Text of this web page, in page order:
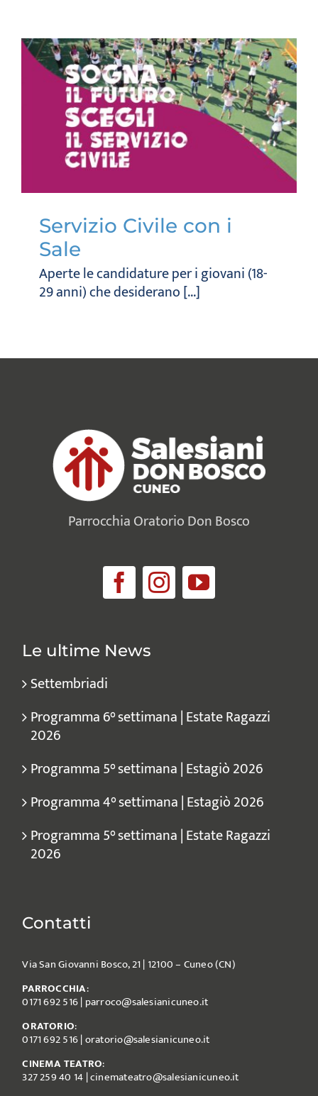
Servizio Civile con i
Sale
Aperte le candidature per i giovani (18-
29 anni) che desiderano [...]
Parrocchia Oratorio Don Bosco
Le ultime News
Settembriadi
Programma 6° settimana | Estate Ragazzi
2026
Programma 5° settimana | Estagiò 2026
Programma 4° settimana | Estagiò 2026
Programma 5° settimana | Estate Ragazzi
2026
Contatti
Via San Giovanni Bosco, 21 | 12100 – Cuneo (CN)
PARROCCHIA:
0171 692 516| parroco@salesianicuneo.it
ORATORIO:
0171 692 516|oratorio@salesianicuneo.it
CINEMA TEATRO:
327 259 40 14 |cinemateatro@salesianicuneo.it